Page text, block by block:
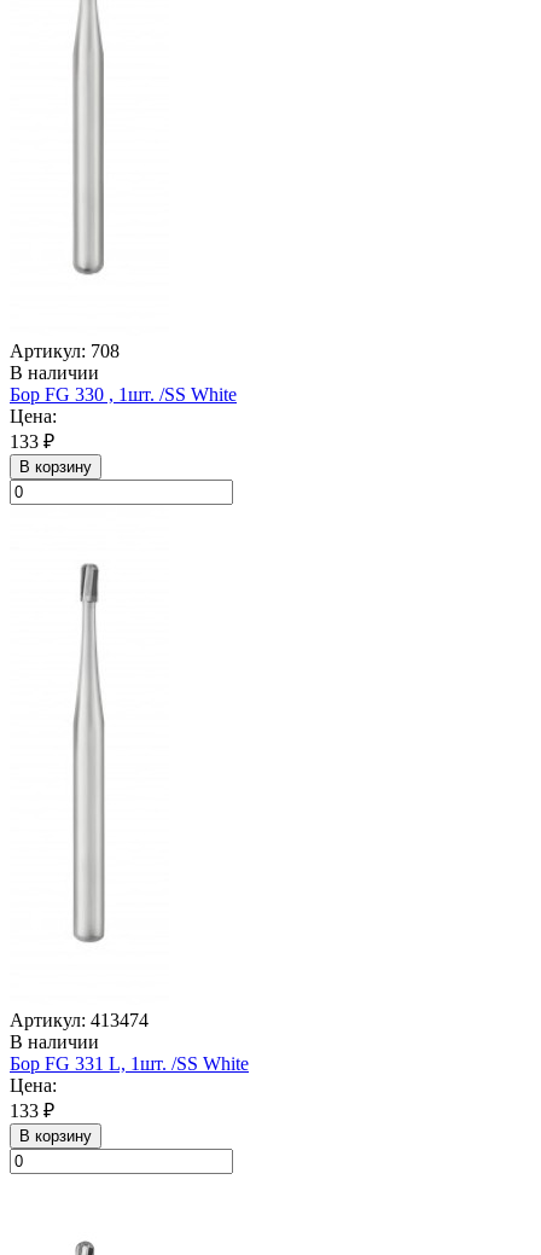
Артикул: 708
В наличии
Бор FG 330 , 1шт. /SS White
Цена:
133 ₽
В корзину
Артикул: 413474
В наличии
Бор FG 331 L, 1шт. /SS White
Цена:
133 ₽
В корзину